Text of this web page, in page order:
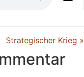
Strategischer Krieg »